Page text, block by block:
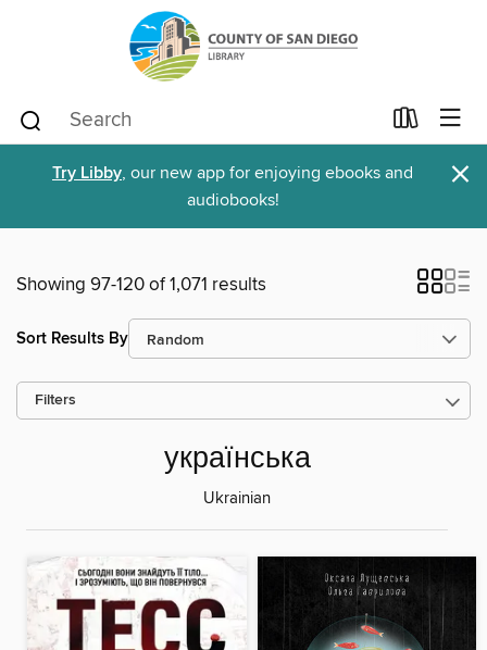
Try Libby, our new app for enjoying ebooks and
audiobooks!
×
Showing 97-120 of 1,071 results
Sort Results By
Filters
українська
Ukrainian